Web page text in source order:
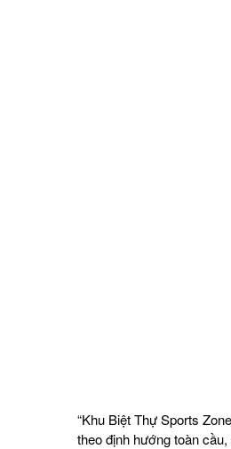
“Khu Biệt Thự Sports
theo định hướng toàn